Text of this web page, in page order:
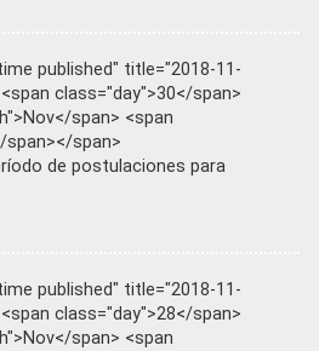
published" title="2018-11-
class="day">30</span>
span> <span
span></span>
de postulaciones para
published" title="2018-11-
class="day">28</span>
span> <span